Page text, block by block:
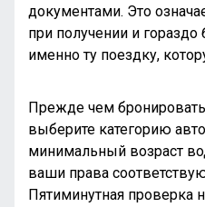
документами. Это
при получении и
именно ту поездку,
Прежде чем
выберите категорию
минимальный возраст
ваши права
Пятиминутная проверка